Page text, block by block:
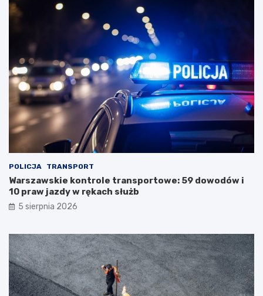
POLICJA TRANSPORT
Warszawskie kontrole transportowe: 59 dowodów i
10 praw jazdy w rękach służb
5 sierpnia 2026